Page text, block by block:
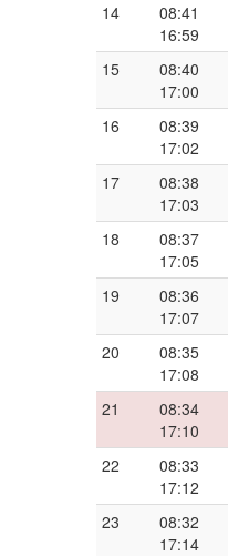
14
08:41
16:59
15
08:40
17:00
16
08:39
17:02
17
08:38
17:03
18
08:37
17:05
19
08:36
17:07
20
08:35
17:08
21
08:34
17:10
22
08:33
17:12
23
08:32
17:14